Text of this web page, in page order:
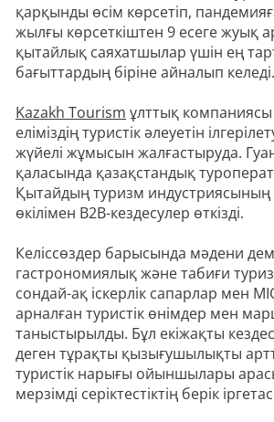
қарқынды өсім көрсетіп,
жылғы көрсеткіштен 9 есеге жуық
қытайлық саяхатшылар үшін ең
бағыттардың біріне айналып келеді.
Kazakh Tourism ұлттық
еліміздің туристік әлеуетін
жүйелі жұмысын жалғастыруда.
қаласында қазақстандық
Қытайдың туризм индустриясының
өкілімен B2B-кездесулер өткізді.
Келіссөздер барысында мәдени
гастрономиялық және табиғи
сондай-ақ іскерлік сапарлар мен
арналған туристік өнімдер мен
таныстырылды. Бұл екіжақты
деген тұрақты қызығушылықты
туристік нарығы ойыншылары
мерзімді серіктестіктің берік